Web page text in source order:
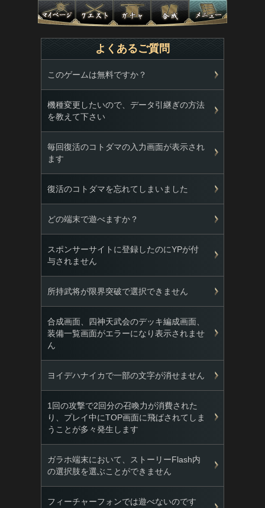
よくあるご質問
このゲームは無料ですか？
機種変更したいので、データ引継ぎの方法
を教えて下さい
毎回復活のコトダマの入力画面が表示され
ます
復活のコトダマを忘れてしまいました
どの端末で遊べますか？
スポンサーサイトに登録したのにYPが付
与されません
所持武将が限界突破で選択できません
合成画面、四神天武会のデッキ編成画面、
装備一覧画面がエラーになり表示されませ
ん
ヨイデハナイカで一部の文字が消せません
1回の攻撃で2回分の召喚力が消費された
り、プレイ中にTOP画面に飛ばされてしま
うことが多々発生します
ガラホ端末において、ストーリーFlash内
の選択肢を選ぶことができません
フィーチャーフォンでは遊べないのです